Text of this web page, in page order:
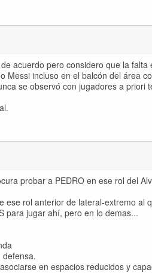
acuerdo pero considero que la
Messi incluso en el balcón del área
se observó con jugadores a priori
probar a PEDRO en ese rol del
ese rol anterior de lateral-extremo al
para jugar ahí, pero en lo demas...
en espacios reducidos y